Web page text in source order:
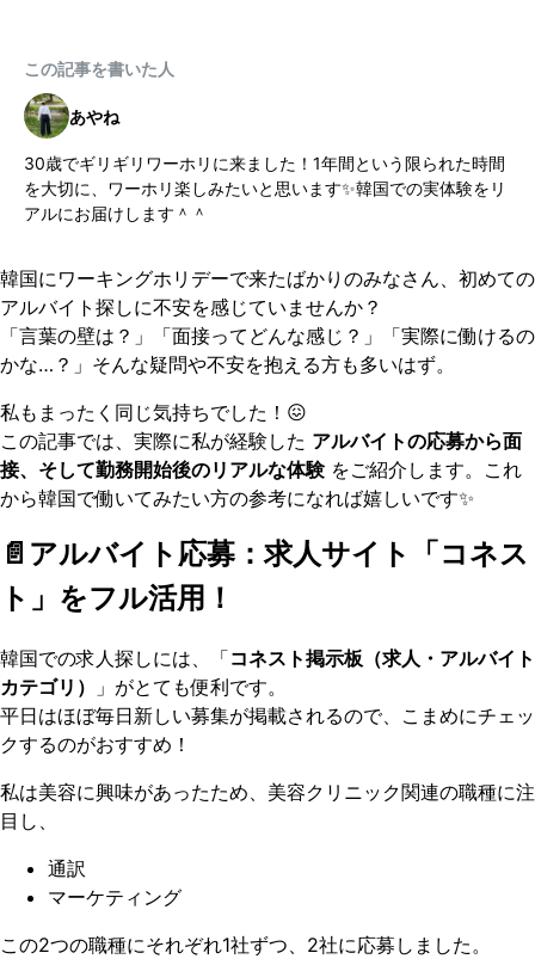
この記事を書いた人
あやね
30歳でギリギリワーホリに来ました！1年間という限られた時間
を大切に、ワーホリ楽しみたいと思います✨韓国での実体験をリ
アルにお届けします＾＾
韓国にワーキングホリデーで来たばかりのみなさん、初めての
アルバイト探しに不安を感じていませんか？
「言葉の壁は？」「面接ってどんな感じ？」「実際に働けるの
かな…？」そんな疑問や不安を抱える方も多いはず。
私もまったく同じ気持ちでした！😖
この記事では、実際に私が経験した アルバイトの応募から面
接、そして勤務開始後のリアルな体験をご紹介します。これ
から韓国で働いてみたい方の参考になれば嬉しいです✨
📄アルバイト応募：求人サイト「コネス
ト」をフル活用！
韓国での求人探しには、「コネスト掲示板（求人・アルバイト
カテゴリ）
」がとても便利です。
平日はほぼ毎日新しい募集が掲載されるので、こまめにチェッ
クするのがおすすめ！
私は美容に興味があったため、美容クリニック関連の職種に注
目し、
通訳
マーケティング
この2つの職種にそれぞれ1社ずつ、2社に応募しました。